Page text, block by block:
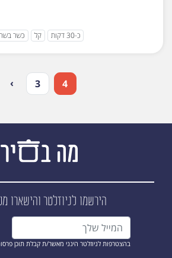
כ-30 דקות קל כשר
› 3 4
הירשמו לניוזלטרוהישארו
בהצטרפות לניוזלטר הינני מאשר/ת קבלת תוכן